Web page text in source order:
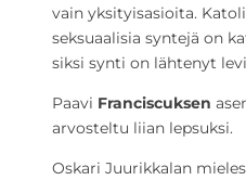
vain yksityisasioita.
seksuaalisia syntejä on
siksi synti on lähtenyt
Paavi Franciscuksen
arvosteltu liian lepsuksi.
Oskari Juurikkalan